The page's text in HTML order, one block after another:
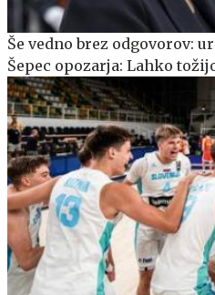
Še vedno brez odgovorov:
Šepec opozarja: Lahko